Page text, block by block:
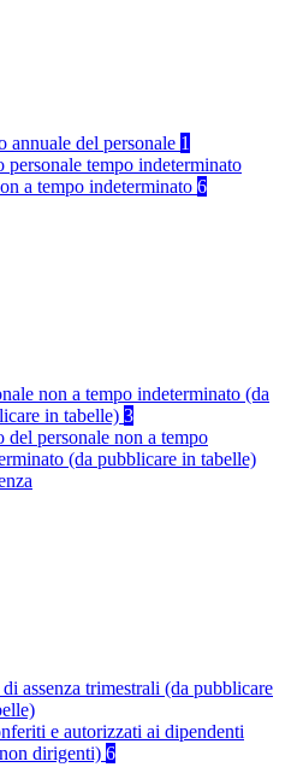
annuale del personale 1
personale tempo indeterminato
a tempo indeterminato 6
non a tempo indeterminato (da
in tabelle) 3
del personale non a tempo
(da pubblicare in tabelle)
di assenza trimestrali (da pubblicare
e autorizzati ai dipendenti
dirigenti) 6